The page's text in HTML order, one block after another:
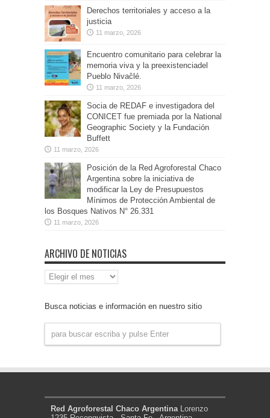
Derechos territoriales y acceso a la
justicia
11 marzo, 2026
Encuentro comunitario para celebrar la
memoria viva y la preexistenciadel
Pueblo Nivaĉlé.
11 marzo, 2026
Socia de REDAF e investigadora del
CONICET fue premiada por la National
Geographic Society y la Fundación
Buffett
11 marzo, 2026
Posición de la Red Agroforestal Chaco
Argentina sobre la iniciativa de
modificar la Ley de Presupuestos
Mínimos de Protección Ambiental de
los Bosques Nativos N° 26.331
11 marzo, 2026
ARCHIVO DE NOTICIAS
Archivo
de
Busca noticias e información en nuestro sitio
Red Agroforestal Chaco Argentina Lorenzo